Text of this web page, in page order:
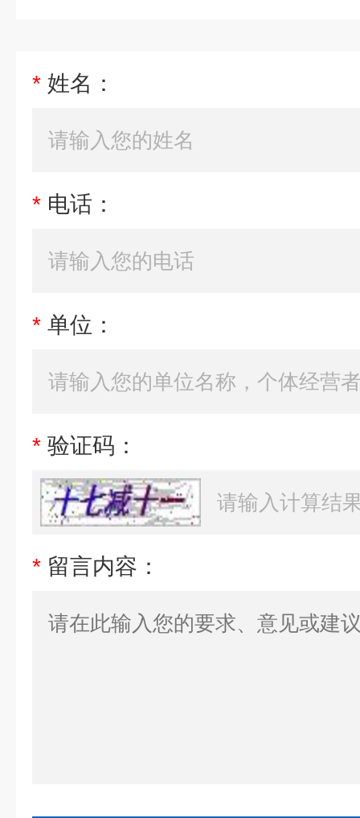
* 姓名：
* 电话：
* 单位：
* 验证码：
* 留言内容：